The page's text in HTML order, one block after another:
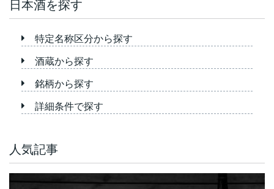
日本酒を探す
特定名称区分から探す
酒蔵から探す
銘柄から探す
詳細条件で探す
人気記事